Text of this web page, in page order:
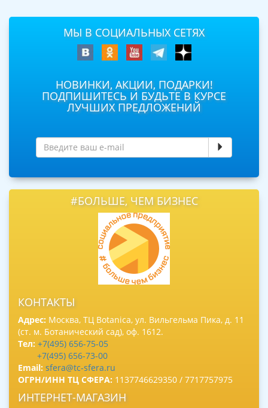
МЫ В СОЦИАЛЬНЫХ СЕТЯХ
НОВИНКИ, АКЦИИ, ПОДАРКИ!
ПОДПИШИТЕСЬ И БУДЬТЕ В КУРСЕ
ЛУЧШИХ ПРЕДЛОЖЕНИЙ
#БОЛЬШЕ, ЧЕМ БИЗНЕС
КОНТАКТЫ
Адрес: Москва, ТЦ Botanica, ул. Вильгельма Пика, д. 11
(ст. м. Ботанический сад), оф. 1612.
Тел: +7(495) 656-75-05
+7(495) 656-73-00
Email: sfera@tc-sfera.ru
ОГРН/ИНН ТЦ СФЕРА: 1137746629350 / 7717757975
ИНТЕРНЕТ-МАГАЗИН